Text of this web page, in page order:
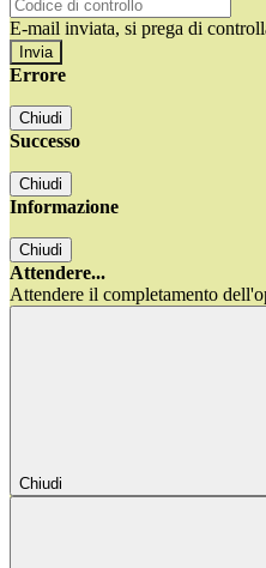
E-mail inviata, si prega di
Errore
Chiudi
Successo
Chiudi
Informazione
Chiudi
Attendere...
Attendere il completamento
Chiudi